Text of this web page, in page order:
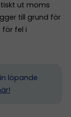
ut moms
till grund för
för fel i
löpande